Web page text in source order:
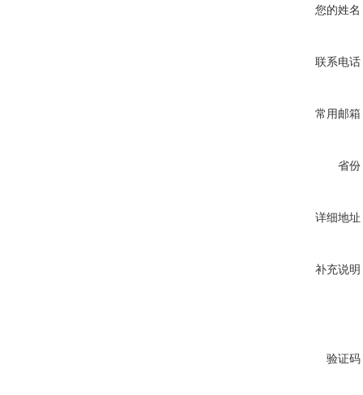
您的姓名
联系电话
常用邮箱
省份
详细地址
补充说明
验证码